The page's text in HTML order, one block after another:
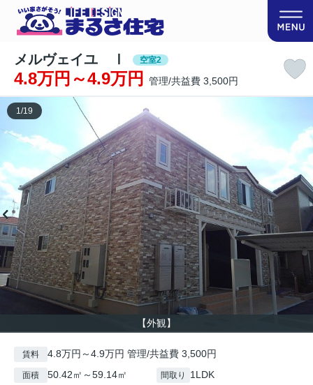
メルヴェイユ Ⅰ 空室2
4.8万円～4.9万円 管理/共益費 3,500円
【外観】
1/19
賃料 4.8万円～4.9万円 管理/共益費 3,500円
面積 50.42㎡～59.14㎡ 間取り 1LDK